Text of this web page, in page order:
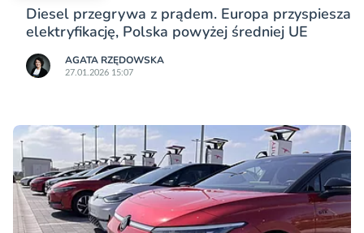
Diesel przegrywa z prądem. Europa przyspiesza
elektryfikację, Polska powyżej średniej UE
AGATA RZĘDOWSKA
27.01.2026 15:07